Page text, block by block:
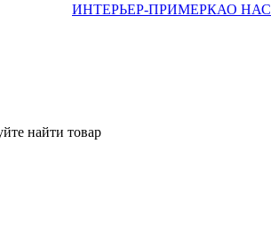
ИНТЕРЬЕР-ПРИМЕРКАО НАС
найти товар